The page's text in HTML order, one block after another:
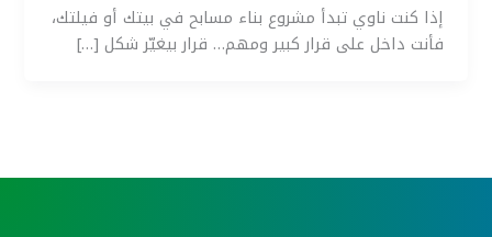
إذا كنت ناوي تبدأ مشروع بناء مسابح في بيتك أو فيلتك،
فأنت داخل على قرار كبير ومهم… قرار بيغيّر شكل […]